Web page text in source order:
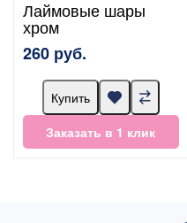
Лаймовые шары
хром
260 руб.
Купить
Заказать в 1 клик